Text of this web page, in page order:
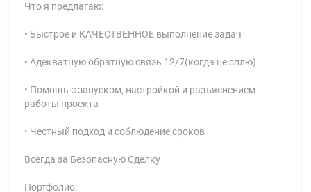
Что я предлагаю:
• Быстрое и КАЧЕСТВЕННОЕ выполнение задач
• Адекватную обратную связь 12/7(когда не сплю)
• Помощь с запуском, настройкой и разъяснением
работы проекта
• Честный подход и соблюдение сроков
Всегда за Безопасную Сделку
Портфолио: